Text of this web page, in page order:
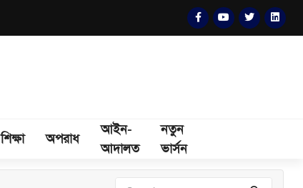
শিক্ষা অপরাধ
আইন-
আদালত
নতুন
ভার্সন